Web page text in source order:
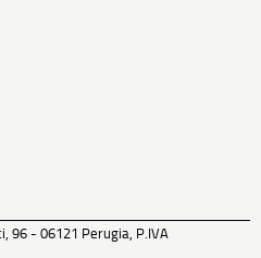
96 - 06121 Perugia, P.IVA